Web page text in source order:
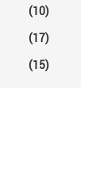
(10)
(17)
(15)